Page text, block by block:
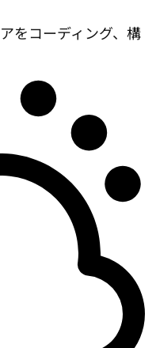
をコーディング、構